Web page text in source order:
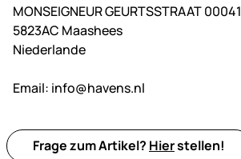
MONSEIGNEUR GEURTSSTRAAT 00041
5823AC Maashees
Niederlande
Email: info@havens.nl
Frage zum Artikel? Hierstellen!